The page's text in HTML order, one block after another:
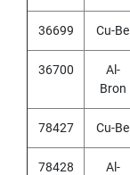
O
R
N
R
A
L
P
36699 Cu-Be
36700
Al-
Bron
78427 Cu-Be
78428
Al-